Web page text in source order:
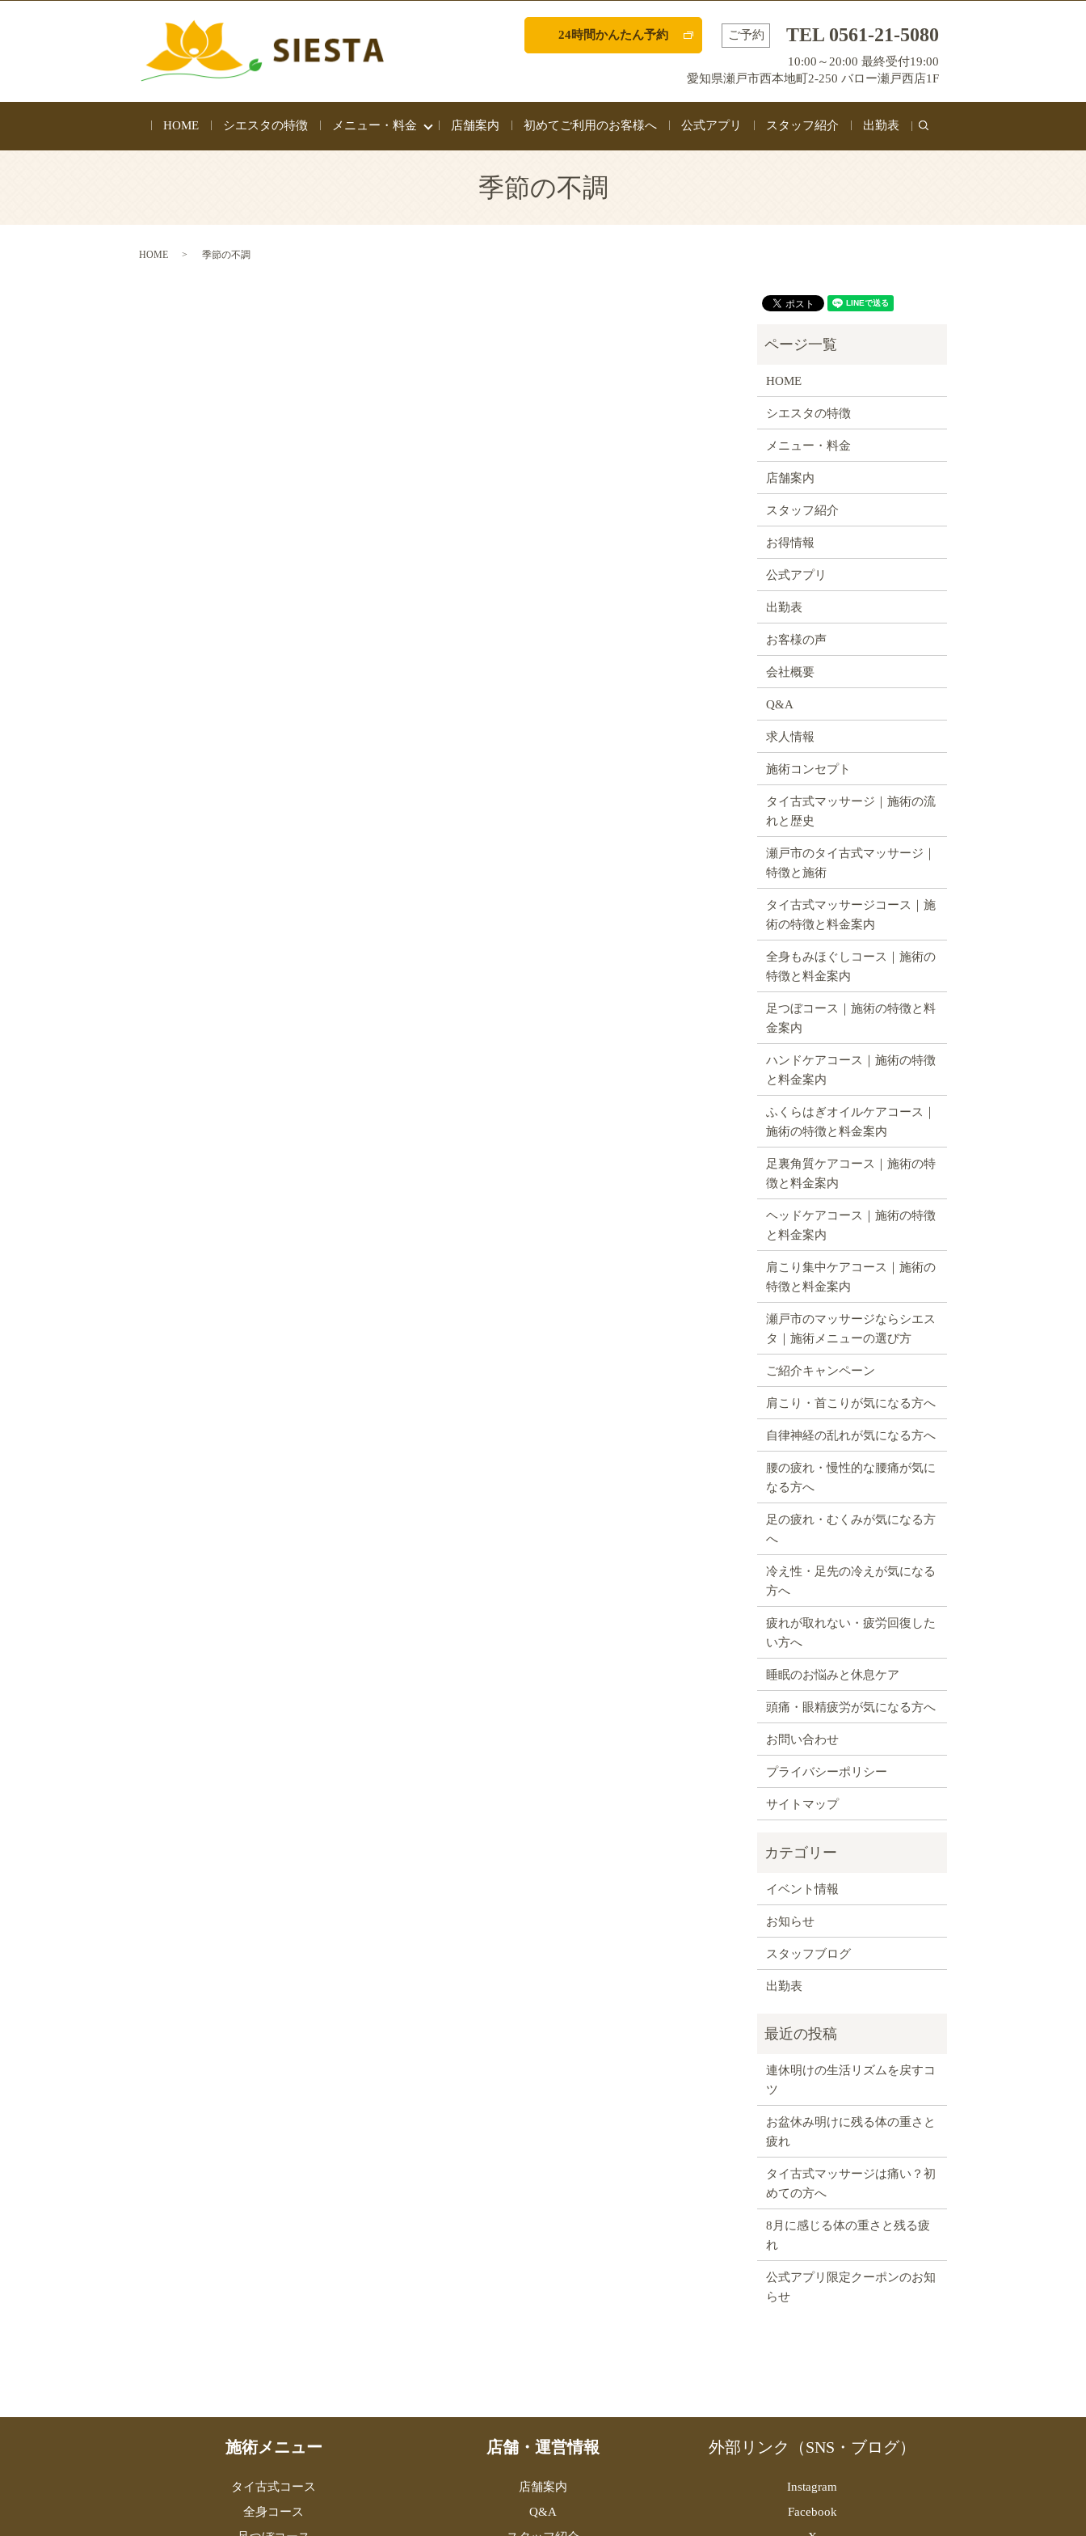
24時間かんたん予約 ご予約 TEL 0561-21-5080
10:00～20:00 最終受付19:00
愛知県瀬戸市西本地町2-250 バロー瀬戸西店1F
HOME シエスタの特徴 メニュー・料金 店舗案内 初めてご利用のお客様へ 公式アプリ スタッフ紹介 出勤表
search
季節の不調
HOME 季節の不調
HOME
シエスタの特徴
メニュー・料金
店舗案内
スタッフ紹介
お得情報
公式アプリ
出勤表
お客様の声
会社概要
Q&A
求人情報
施術コンセプト
タイ古式マッサージ｜施術の流
れと歴史
瀬戸市のタイ古式マッサージ｜
特徴と施術
タイ古式マッサージコース｜施
術の特徴と料金案内
全身もみほぐしコース｜施術の
特徴と料金案内
足つぼコース｜施術の特徴と料
金案内
ハンドケアコース｜施術の特徴
と料金案内
ふくらはぎオイルケアコース｜
施術の特徴と料金案内
足裏角質ケアコース｜施術の特
徴と料金案内
ヘッドケアコース｜施術の特徴
と料金案内
肩こり集中ケアコース｜施術の
特徴と料金案内
瀬戸市のマッサージならシエス
タ｜施術メニューの選び方
ご紹介キャンペーン
肩こり・首こりが気になる方へ
自律神経の乱れが気になる方へ
腰の疲れ・慢性的な腰痛が気に
なる方へ
足の疲れ・むくみが気になる方
へ
冷え性・足先の冷えが気になる
方へ
疲れが取れない・疲労回復した
い方へ
睡眠のお悩みと休息ケア
頭痛・眼精疲労が気になる方へ
お問い合わせ
プライバシーポリシー
サイトマップ
イベント情報
お知らせ
スタッフブログ
出勤表
連休明けの生活リズムを戻すコ
ツ
お盆休み明けに残る体の重さと
疲れ
タイ古式マッサージは痛い？初
めての方へ
8月に感じる体の重さと残る疲
れ
公式アプリ限定クーポンのお知
らせ
施術メニュー
タイ古式コース
全身コース
店舗・運営情報
店舗案内
Q&A
外部リンク（SNS・ブログ）
Instagram
Facebook